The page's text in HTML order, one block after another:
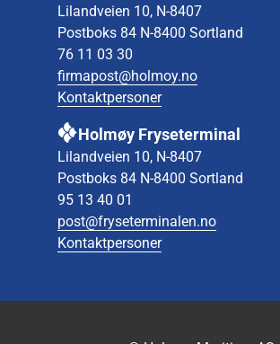
Lilandveien 10, N-8407
Postboks 84 N-8400 Sortland
76 11 03 30
firmapost@holmoy.no
Kontaktpersoner
Holmøy Fryseterminal
Lilandveien 10, N-8407
Postboks 84 N-8400 Sortland
95 13 40 01
post@fryseterminalen.no
Kontaktpersoner